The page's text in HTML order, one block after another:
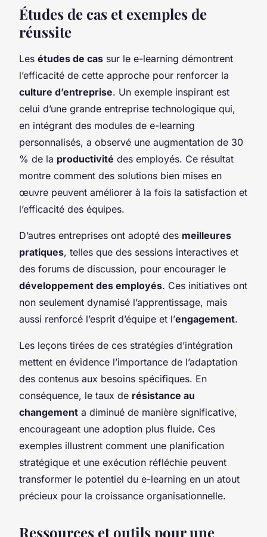
Études de cas et exemples de
réussite
Les études de cas sur le e-learning démontrent
l’efficacité de cette approche pour renforcer la
culture d’entreprise. Un exemple inspirant est
celui d’une grande entreprise technologique qui,
en intégrant des modules de e-learning
personnalisés, a observé une augmentation de 30
% de la productivité des employés. Ce résultat
montre comment des solutions bien mises en
œuvre peuvent améliorer à la fois la satisfaction et
l’efficacité des équipes.
D’autres entreprises ont adopté des meilleures
pratiques, telles que des sessions interactives et
des forums de discussion, pour encourager le
développement des employés. Ces initiatives ont
non seulement dynamisé l’apprentissage, mais
aussi renforcé l’esprit d’équipe et l’engagement.
Les leçons tirées de ces stratégies d’intégration
mettent en évidence l’importance de l’adaptation
des contenus aux besoins spécifiques. En
conséquence, le taux de résistance au
changement a diminué de manière significative,
encourageant une adoption plus fluide. Ces
exemples illustrent comment une planification
stratégique et une exécution réfléchie peuvent
transformer le potentiel du e-learning en un atout
précieux pour la croissance organisationnelle.
Ressources et outils pour une